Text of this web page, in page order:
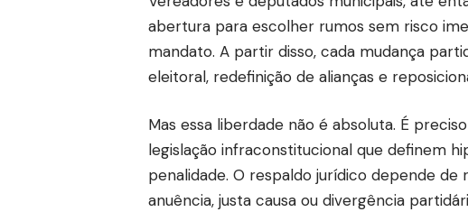
abertura para escolher rumos sem risco
mandato. A partir disso, cada mudança
eleitoral, redefinição de alianças e
Mas essa liberdade não é absoluta. É
legislação infraconstitucional que definem
penalidade. O respaldo jurídico depende
anuência, justa causa ou divergência